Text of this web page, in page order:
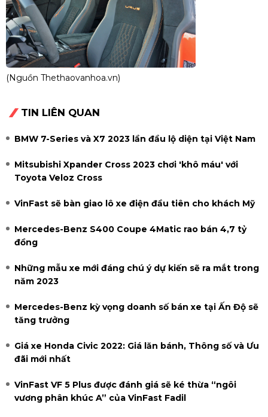
(Nguồn Thethaovanhoa.vn)
TIN LIÊN QUAN
BMW 7-Series và X7 2023 lần đầu lộ diện tại Việt Nam
Mitsubishi Xpander Cross 2023 chơi 'khô máu' với
Toyota Veloz Cross
VinFast sẽ bàn giao lô xe điện đầu tiên cho khách Mỹ
Mercedes-Benz S400 Coupe 4Matic rao bán 4,7 tỷ
đồng
Những mẫu xe mới đáng chú ý dự kiến sẽ ra mắt trong
năm 2023
Mercedes-Benz kỳ vọng doanh số bán xe tại Ấn Độ sẽ
tăng trưởng
Giá xe Honda Civic 2022: Giá lăn bánh, Thông số và Ưu
đãi mới nhất
VinFast VF 5 Plus được đánh giá sẽ ké thừa “ngôi
vương phân khúc A” của VinFast Fadil